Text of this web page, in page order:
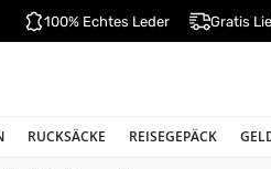
100% Echtes Leder Gratis
RUCKSÄCKE REISEGEPÄCK